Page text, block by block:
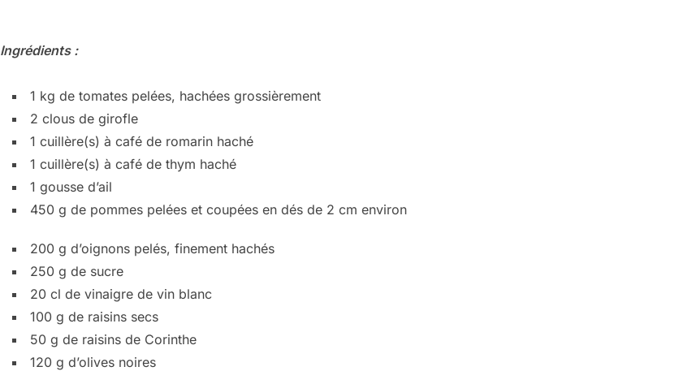
Ingrédients :
1 kg de tomates pelées, hachées grossièrement
2 clous de girofle
1 cuillère(s) à café de romarin haché
1 cuillère(s) à café de thym haché
1 gousse d’ail
450 g de pommes pelées et coupées en dés de 2 cm environ
200 g d’oignons pelés, finement hachés
250 g de sucre
20 cl de vinaigre de vin blanc
100 g de raisins secs
50 g de raisins de Corinthe
120 g d’olives noires